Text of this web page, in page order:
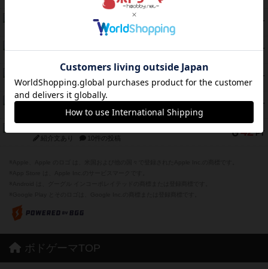
PT
エコーズ・オブ・タイム
8件の投稿
45 PT
PT
紹介文あり 1件の投稿
45 PT
Bitter End ブタペスト救出作戦
紹介文なし 1件の投稿
42 PT
紹介文あり 10件の投稿
ボドゲーマTOP